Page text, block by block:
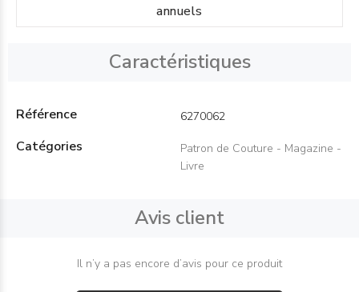
annuels
Caractéristiques
Référence 6270062
Catégories
Patron de Couture - Magazine -
Livre
Avis client
Il n’y a pas encore d’avis pour ce produit